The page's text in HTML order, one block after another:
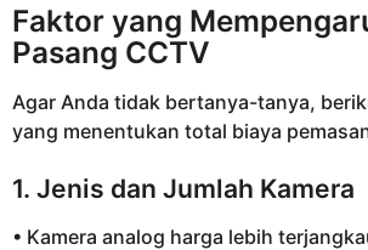
Faktor yang
Pasang CCTV
Agar Anda tidak bertanya-tanya,
yang menentukan total biaya
1. Jenis dan Jumlah Kamera
• Kamera analog harga lebih